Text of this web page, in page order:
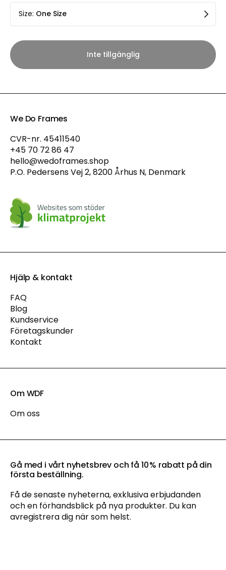
Size: One Size
Inte tillgänglig
We Do Frames
CVR-nr. 45411540
+45 70 72 86 47
hello@wedoframes.shop
P.O. Pedersens Vej 2, 8200 Århus N, Denmark
Hjälp & kontakt
FAQ
Blog
Kundservice
Företagskunder
Kontakt
Om WDF
Om oss
Gå med i vårt nyhetsbrev och få 10 % rabatt på din
första beställning.
Få de senaste nyheterna, exklusiva erbjudanden
och en förhandsblick på nya produkter. Du kan
avregistrera dig när som helst.